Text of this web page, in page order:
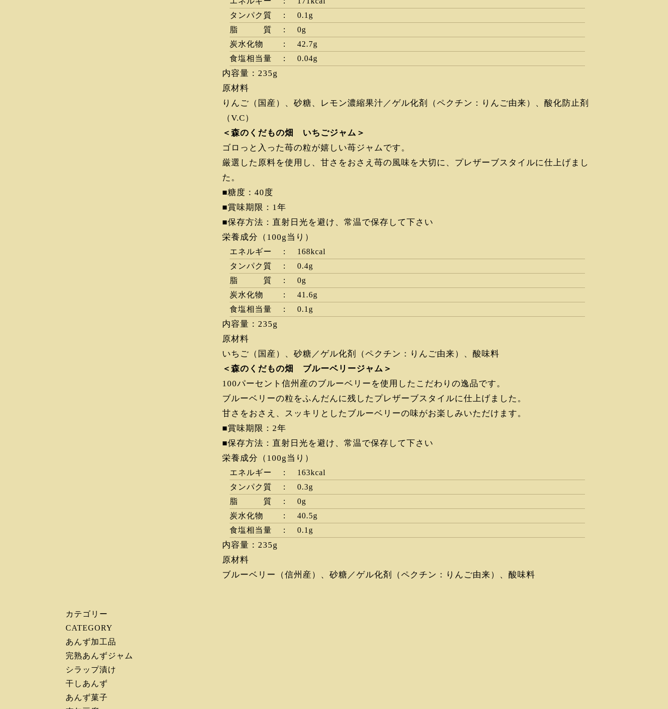
タンパク質 ： 0.1g
脂 質 ： 0g
炭水化物 ： 42.7g
食塩相当量 ： 0.04g
内容量：235g
原材料
りんご（国産）、砂糖、レモン濃縮果汁／ゲル化剤（ペクチン：りんご由来）、酸化防止剤
（V.C）
＜森のくだもの畑 いちごジャム＞
ゴロっと入った苺の粒が嬉しい苺ジャムです。
厳選した原料を使用し、甘さをおさえ苺の風味を大切に、プレザーブスタイルに仕上げまし
た。
■糖度：40度
■賞味期限：1年
■保存方法：直射日光を避け、常温で保存して下さい
栄養成分（100g当り）
エネルギー ： 168kcal
タンパク質 ： 0.4g
脂 質 ： 0g
炭水化物 ： 41.6g
食塩相当量 ： 0.1g
内容量：235g
原材料
いちご（国産）、砂糖／ゲル化剤（ペクチン：りんご由来）、酸味料
＜森のくだもの畑 ブルーベリージャム＞
100パーセント信州産のブルーベリーを使用したこだわりの逸品です。
ブルーベリーの粒をふんだんに残したプレザーブスタイルに仕上げました。
甘さをおさえ、スッキリとしたブルーベリーの味がお楽しみいただけます。
■賞味期限：2年
■保存方法：直射日光を避け、常温で保存して下さい
栄養成分（100g当り）
エネルギー ： 163kcal
タンパク質 ： 0.3g
脂 質 ： 0g
炭水化物 ： 40.5g
食塩相当量 ： 0.1g
内容量：235g
原材料
ブルーベリー（信州産）、砂糖／ゲル化剤（ペクチン：りんご由来）、酸味料
カテゴリー
CATEGORY
あんず加工品
完熟あんずジャム
シラップ漬け
干しあんず
あんず菓子